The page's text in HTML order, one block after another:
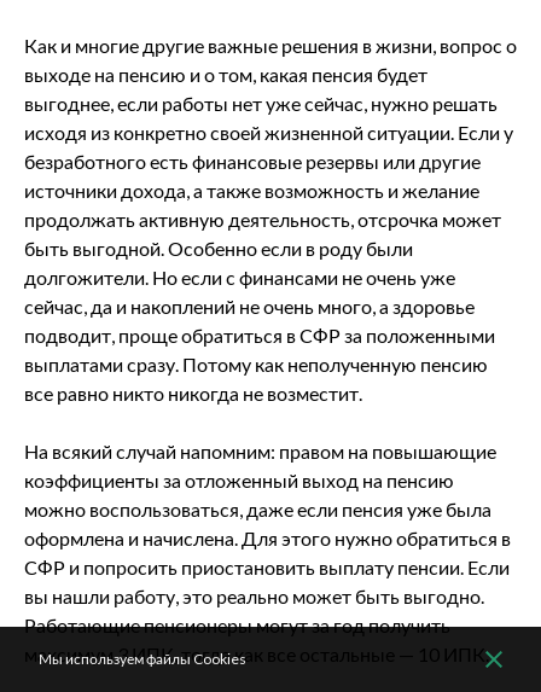
Как и многие другие важные решения в жизни, вопрос о
выходе на пенсию и о том, какая пенсия будет
выгоднее, если работы нет уже сейчас, нужно решать
исходя из конкретно своей жизненной ситуации. Если у
безработного есть финансовые резервы или другие
источники дохода, а также возможность и желание
продолжать активную деятельность, отсрочка может
быть выгодной. Особенно если в роду были
долгожители. Но если с финансами не очень уже
сейчас, да и накоплений не очень много, а здоровье
подводит, проще обратиться в СФР за положенными
выплатами сразу. Потому как неполученную пенсию
все равно никто никогда не возместит.
На всякий случай напомним: правом на повышающие
коэффициенты за отложенный выход на пенсию
можно воспользоваться, даже если пенсия уже была
оформлена и начислена. Для этого нужно обратиться в
СФР и попросить приостановить выплату пенсии. Если
вы нашли работу, это реально может быть выгодно.
Работающие пенсионеры могут за год получить
максимум 3 ИПК, тогда как все остальные — 10 ИПК.
Мы используем файлы Cookies